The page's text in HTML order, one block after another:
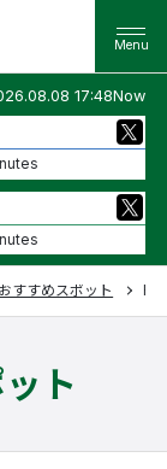
17:48Now
すすめスポット
ト